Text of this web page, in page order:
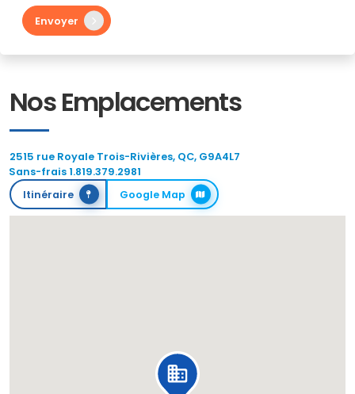
Envoyer
Nos Emplacements
2515 rue Royale Trois-Rivières, QC, G9A4L7
Sans-frais 1.819.379.2981
Itinéraire
Google Map